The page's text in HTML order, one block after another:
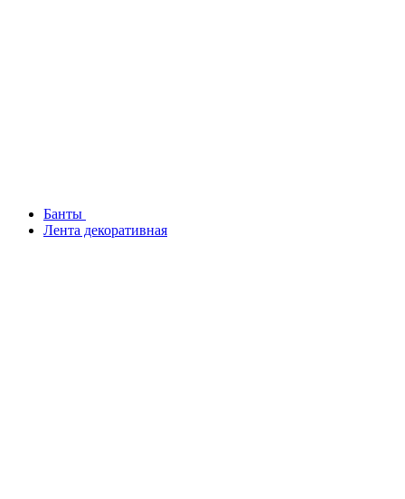
Банты
Лента декоративная